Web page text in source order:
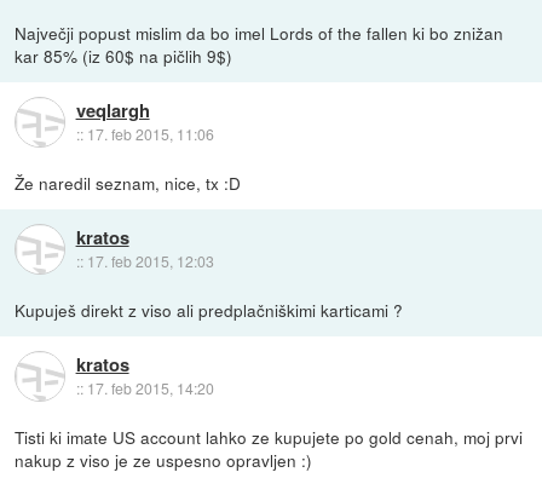
Največji popust mislim da bo imel Lords of the fallen ki bo znižan
kar 85% (iz 60$ na pičlih 9$)
veqlargh
:: 17. feb 2015, 11:06
Že naredil seznam, nice, tx :D
kratos
:: 17. feb 2015, 12:03
Kupuješ direkt z viso ali predplačniškimi karticami ?
kratos
:: 17. feb 2015, 14:20
Tisti ki imate US account lahko ze kupujete po gold cenah, moj prvi
nakup z viso je ze uspesno opravljen :)